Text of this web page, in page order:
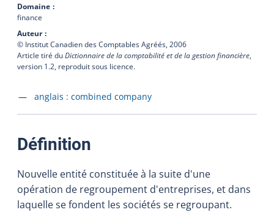
Domaine
finance
Auteur
© Institut Canadien des Comptables Agréés, 2006
Article tiré duDictionnaire de la comptabilité et de la gestion financière,
version 1.2, reproduit sous licence.
Accéder à la fiche en
anglais : combined company
Définition
Nouvelle entité constituée à la suite d'une
opération de regroupement d'entreprises, et dans
laquelle se fondent les sociétés se regroupant.